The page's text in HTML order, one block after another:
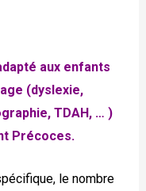
aux enfants
(dyslexie,
TDAH, … )
Précoces.
le nombre